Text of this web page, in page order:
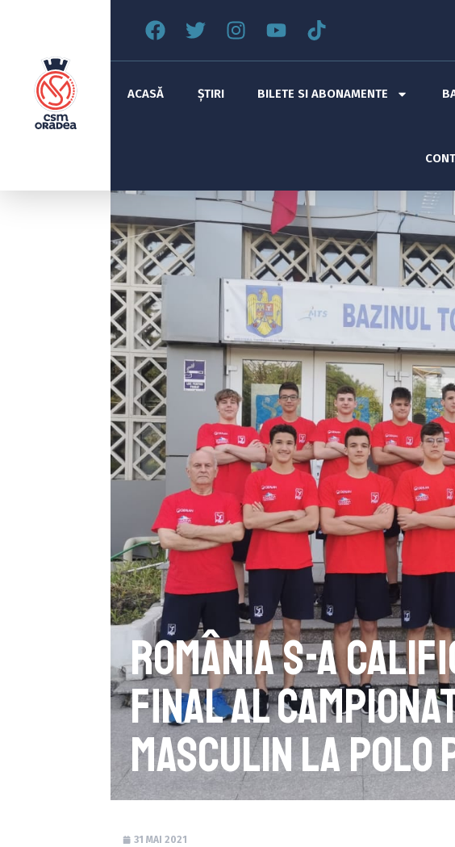
ACASĂ ȘTIRI BILETE SI ABONAMENTE
România s-a
final al
Masculin la polo
31 MAI 2021